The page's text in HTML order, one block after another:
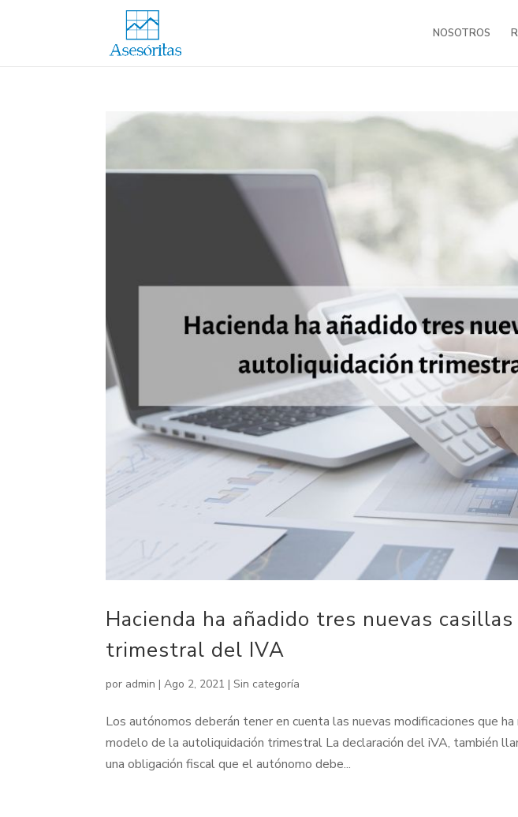
NOSOTROS
Hacienda ha añadido tres nuevas
trimestral del IVA
por admin |Ago 2, 2021 |Sin categoría
Los autónomos deberán tener en cuenta las nuevas modificaciones que
modelo de la autoliquidación trimestral La declaración del iVA, también
una obligación fiscal que el autónomo debe...